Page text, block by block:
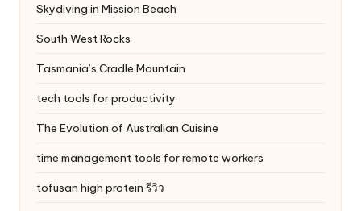
Skydiving in Mission Beach
South West Rocks
Tasmania’s Cradle Mountain
tech tools for productivity
The Evolution of Australian Cuisine
time management tools for remote workers
tofusan high protein รีวิว